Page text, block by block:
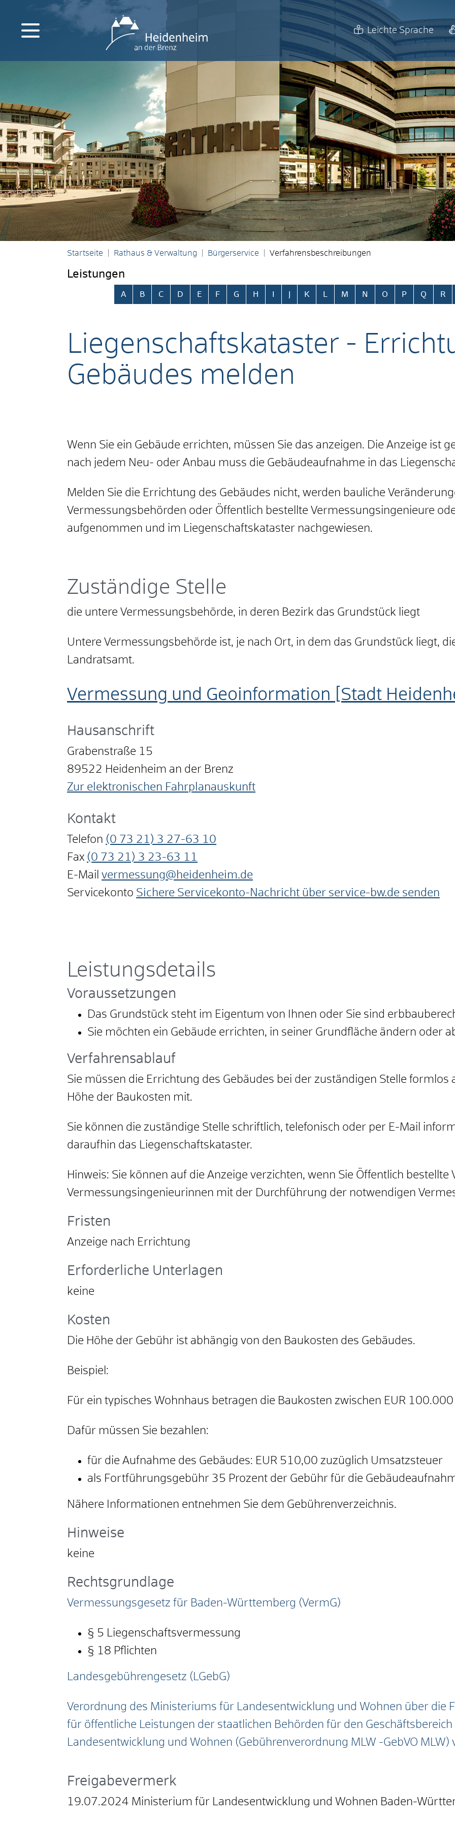
Leichte Sprache
Startseite Rathaus & Verwaltung Bürgerservice Verfahrensbeschreibungen
Leistungen
Alphabetisches Register überspringen
A B C D E F G H K M N O P Q R
Liegenschaftskataster -
Gebäudes melden
Wenn Sie ein Gebäude errichten, müssen Sie das anzeigen. Die Anzeige ist
nach jedem Neu- oder Anbau muss die Gebäudeaufnahme in das
Melden Sie die Errichtung des Gebäudes nicht, werden bauliche
Vermessungsbehörden oder Öffentlich bestellte Vermessungsingenieure
aufgenommen und im Liegenschaftskataster nachgewiesen.
Zuständige Stelle
die untere Vermessungsbehörde, in deren Bezirk das Grundstück liegt
Untere Vermessungsbehörde ist, je nach Ort, in dem das Grundstück liegt,
Landratsamt.
Vermessung und Geoinformation [Stadt
Hausanschrift
Grabenstraße 15
89522 Heidenheim an der Brenz
Zur elektronischen Fahrplanauskunft
Kontakt
Telefon (0 73 21) 3 27-63 10
Fax (0 73 21) 3 23-63 11
E-Mail vermessung@heidenheim.de
Servicekonto Sichere Servicekonto-Nachricht über service-bw.de senden
Leistungsdetails
Voraussetzungen
Das Grundstück steht im Eigentum von Ihnen oder Sie sind
Sie möchten ein Gebäude errichten, in seiner Grundfläche ändern oder
Verfahrensablauf
Sie müssen die Errichtung des Gebäudes bei der zuständigen Stelle formlos
Höhe der Baukosten mit.
Sie können die zuständige Stelle schriftlich, telefonisch oder per E-Mail
daraufhin das Liegenschaftskataster.
Hinweis: Sie können auf die Anzeige verzichten, wenn Sie Öffentlich
Vermessungsingenieurinnen mit der Durchführung der notwendigen
Fristen
Anzeige nach Errichtung
Erforderliche Unterlagen
keine
Kosten
Die Höhe der Gebühr ist abhängig von den Baukosten des Gebäudes.
Beispiel:
Für ein typisches Wohnhaus betragen die Baukosten zwischen EUR
Dafür müssen Sie bezahlen:
für die Aufnahme des Gebäudes: EUR 510,00 zuzüglich Umsatzsteuer
als Fortführungsgebühr 35 Prozent der Gebühr für die
Nähere Informationen entnehmen Sie dem Gebührenverzeichnis.
Hinweise
keine
Rechtsgrundlage
Vermessungsgesetz für Baden-Württemberg (VermG)
§ 5 Liegenschaftsvermessung
§ 18 Pflichten
Landesgebührengesetz (LGebG)
Verordnung des Ministeriums für Landesentwicklung und Wohnen über die
für öffentliche Leistungen der staatlichen Behörden für den
Landesentwicklung und Wohnen (Gebührenverordnung MLW -GebVO
Freigabevermerk
19.07.2024 Ministerium für Landesentwicklung und Wohnen Baden-